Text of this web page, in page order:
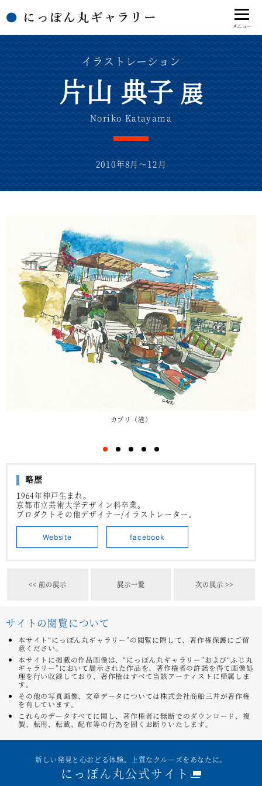
イラストレーション
片山 典子展
Noriko Katayama
2010年8月～12月
カプリ（港）
略歴
1964年神戸生まれ。
京都市立芸術大学デザイン科卒業。
プロダクトその他デザイナー/イラストレーター。
Website facebook
<< 前の展示 展示一覧 次の展示 >>
サイトの閲覧について
本サイト“にっぽん丸ギャラリー”の閲覧に際して、著作権保護にご留
意ください。
本サイトに掲載の作品画像は、“にっぽん丸ギャラリー”および“ふじ丸
ギャラリー”において展示された作品を、著作権者の許諾を得て画像処
理を行い収録しており、著作権はすべて当該アーティストに帰属しま
す。
その他の写真画像、文章データについては株式会社商船三井が著作権
を有しています。
これらのデータすべてに関し、著作権者に無断でのダウンロード、複
製、転用、転載、配布等の行為を固くお断りいたします。
新しい発見と心おどる体験。上質なクルーズをあなたに。
にっぽん丸公式サイト